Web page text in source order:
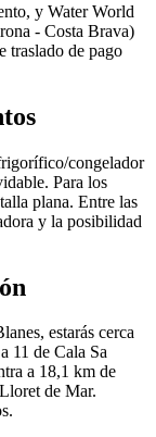
y Water World
- Costa Brava)
traslado de pago
congelador
Para los
plana. Entre las
y la posibilidad
estarás cerca
11 de Cala Sa
a 18,1 km de
de Mar.